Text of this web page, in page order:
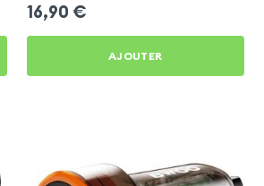
16,90 €
AJOUTER